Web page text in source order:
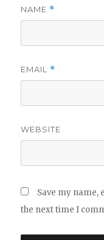
NAME *
EMAIL *
WEBSITE
Save my name,
the next time I